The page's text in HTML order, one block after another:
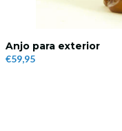
Anjo para exterior
€59,95